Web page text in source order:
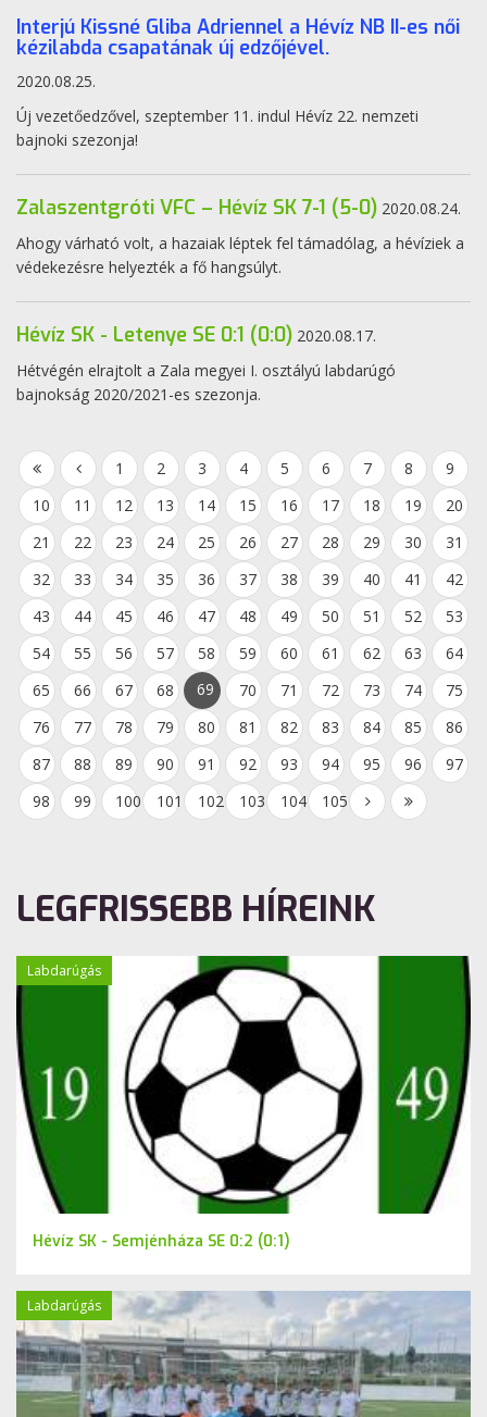
Interjú Kissné Gliba Adriennel a Hévíz NB II-es női
kézilabda csapatának új edzőjével.
2020.08.25.
Új vezetőedzővel, szeptember 11. indul Hévíz 22. nemzeti
bajnoki szezonja!
Zalaszentgróti VFC – Hévíz SK 7-1 (5-0) 2020.08.24.
Ahogy várható volt, a hazaiak léptek fel támadólag, a hévíziek a
védekezésre helyezték a fő hangsúlyt.
Hévíz SK - Letenye SE 0:1 (0:0) 2020.08.17.
Hétvégén elrajtolt a Zala megyei I. osztályú labdarúgó
bajnokság 2020/2021-es szezonja.
1 2 3 4 5 6 7 8
9
10
11 12 13 14 15 16 17 18 19
20
21
22 23 24 25 26 27 28 29 30
31
32
33 34 35 36 37 38 39 40 41
42
43
44 45 46 47 48 49 50 51 52
53
54
55 56 57 58 59 60 61 62 63
64
65
66 67 68 69 70 71 72 73 74
75
76
77 78 79 80 81 82 83 84 85
86
87
88 89 90 91 92 93 94 95 96
97
98
99 100 101 102 103 104 105
LEGFRISSEBB HÍREINK
Labdarúgás
Hévíz SK - Semjénháza SE 0:2 (0:1)
Labdarúgás